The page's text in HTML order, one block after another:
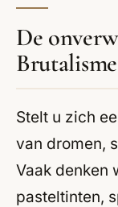
De
Stelt u zich
van dromen,
Vaak denken
pasteltinten,